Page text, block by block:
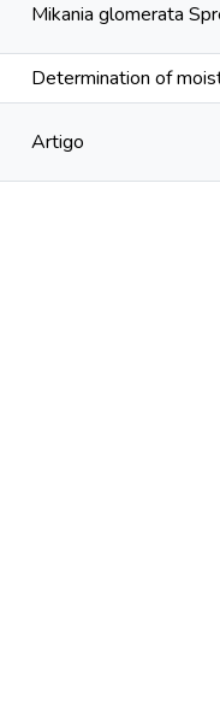
Mikania glomerata
Determination of
Artigo